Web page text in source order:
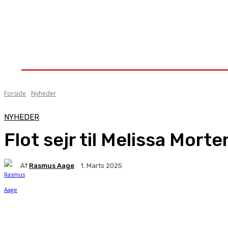
Forside Nyheder
NYHEDER
Flot sejr til Melissa
Af Rasmus Aage 1. Marts 2025